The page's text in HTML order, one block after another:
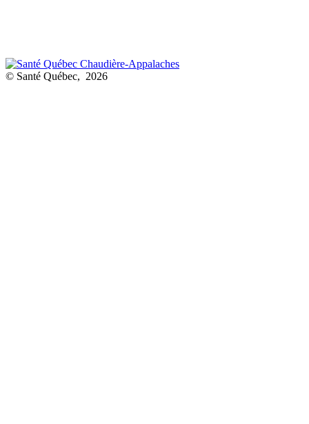
© Santé Québec, 2026